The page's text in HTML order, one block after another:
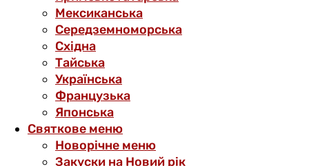
Мексиканська
Середземноморська
Східна
Тайська
Українська
Французька
Японська
Святкове меню
Новорічне меню
Закуски на Новий рік